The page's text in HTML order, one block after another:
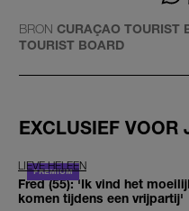
BRON CURAÇAO TOURIST
TOURIST BOARD
EXCLUSIEF VOOR
LIEVE HELEEN
Fred (55): 'Ik vind het
komen tijdens een vrijpartij'